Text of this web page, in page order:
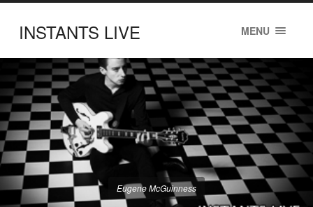
INSTANTS LIVE MENU
Eugene McGuinness